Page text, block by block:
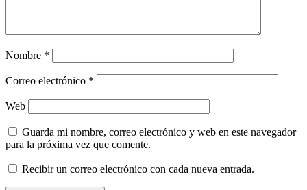
Nombre *
Correo electrónico *
Web
Guarda mi nombre, correo electrónico y web en este navegador
para la próxima vez que comente.
Recibir un correo electrónico con cada nueva entrada.